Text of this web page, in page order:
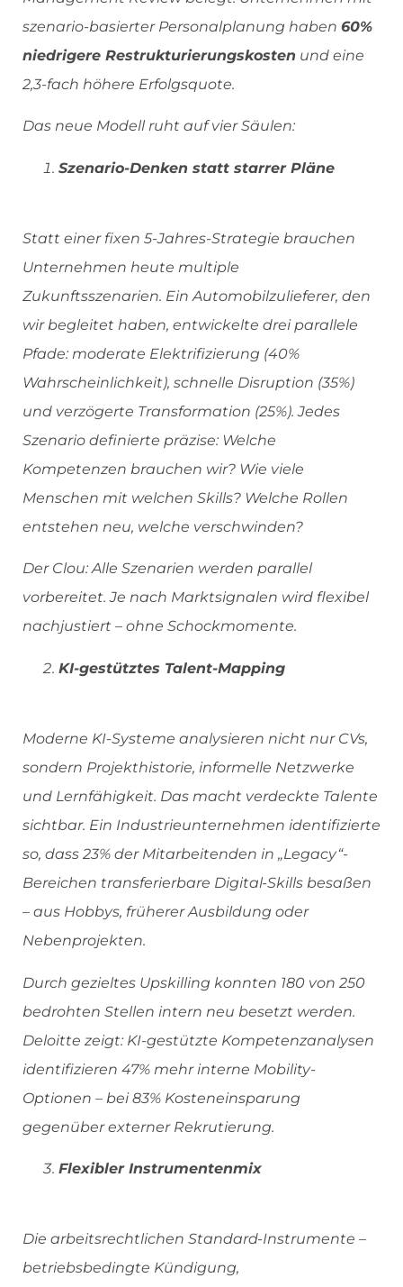
szenario-basierter Personalplanung haben 60%
niedrigere Restrukturierungskosten und eine
2,3-fach höhere Erfolgsquote.
Das neue Modell ruht auf vier Säulen:
Szenario-Denken statt starrer Pläne
Statt einer fixen 5-Jahres-Strategie brauchen
Unternehmen heute multiple
Zukunftsszenarien. Ein Automobilzulieferer, den
wir begleitet haben, entwickelte drei parallele
Pfade: moderate Elektrifizierung (40%
Wahrscheinlichkeit), schnelle Disruption (35%)
und verzögerte Transformation (25%). Jedes
Szenario definierte präzise: Welche
Kompetenzen brauchen wir? Wie viele
Menschen mit welchen Skills? Welche Rollen
entstehen neu, welche verschwinden?
Der Clou: Alle Szenarien werden parallel
vorbereitet. Je nach Marktsignalen wird flexibel
nachjustiert – ohne Schockmomente.
KI-gestütztes Talent-Mapping
Moderne KI-Systeme analysieren nicht nur CVs,
sondern Projekthistorie, informelle Netzwerke
und Lernfähigkeit. Das macht verdeckte Talente
sichtbar. Ein Industrieunternehmen identifizierte
so, dass 23% der Mitarbeitenden in „Legacy“-
Bereichen transferierbare Digital-Skills besaßen
– aus Hobbys, früherer Ausbildung oder
Nebenprojekten.
Durch gezieltes Upskilling konnten 180 von 250
bedrohten Stellen intern neu besetzt werden.
Deloitte zeigt: KI-gestützte Kompetenzanalysen
identifizieren 47% mehr interne Mobility-
Optionen – bei 83% Kosteneinsparung
gegenüber externer Rekrutierung.
Flexibler Instrumentenmix
Die arbeitsrechtlichen Standard-Instrumente –
betriebsbedingte Kündigung,